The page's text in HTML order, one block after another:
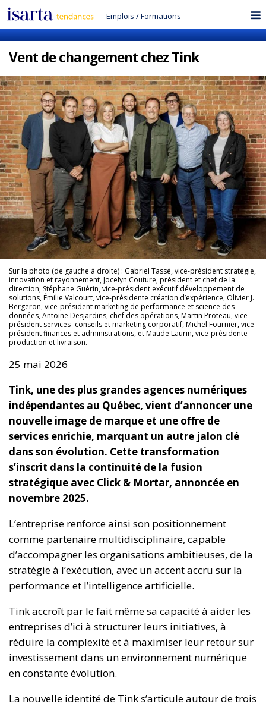
Emplois /Formations
Vent de changement chez Tink
Sur la photo (de gauche à droite) : Gabriel Tassé, vice-président stratégie,
innovation et rayonnement, Jocelyn Couture, président et chef de la
direction, Stéphane Guérin, vice-président exécutif développement de
solutions, Émilie Valcourt, vice-présidente création d’expérience, Olivier J.
Bergeron, vice-président marketing de performance et science des
données, Antoine Desjardins, chef des opérations, Martin Proteau, vice-
président services- conseils et marketing corporatif, Michel Fournier, vice-
président finances et administrations, et Maude Laurin, vice-présidente
production et livraison.
25 mai 2026
Tink, une des plus grandes agences numériques
indépendantes au Québec, vient d’annoncer une
nouvelle image de marque et une offre de
services enrichie, marquant un autre jalon clé
dans son évolution. Cette transformation
s’inscrit dans la continuité de la fusion
stratégique avec Click & Mortar, annoncée en
novembre 2025.
L’entreprise renforce ainsi son positionnement
comme partenaire multidisciplinaire, capable
d’accompagner les organisations ambitieuses, de la
stratégie à l’exécution, avec un accent accru sur la
performance et l’intelligence artificielle.
Tink accroît par le fait même sa capacité à aider les
entreprises d’ici à structurer leurs initiatives, à
réduire la complexité et à maximiser leur retour sur
investissement dans un environnement numérique
en constante évolution.
La nouvelle identité de Tink s’articule autour de trois